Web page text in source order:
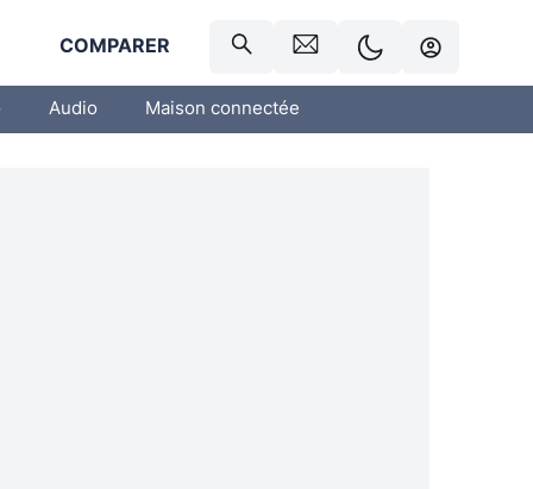
COMPARER
Audio Maison connectée